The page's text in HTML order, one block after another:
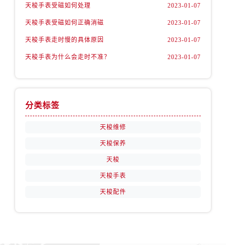
天梭手表受磁如何处理 2023-01-07
天梭手表受磁如何正确消磁 2023-01-07
天梭手表走时慢的具体原因 2023-01-07
天梭手表为什么会走时不准？ 2023-01-07
分类标签
天梭维修
天梭保养
天梭
天梭手表
天梭配件